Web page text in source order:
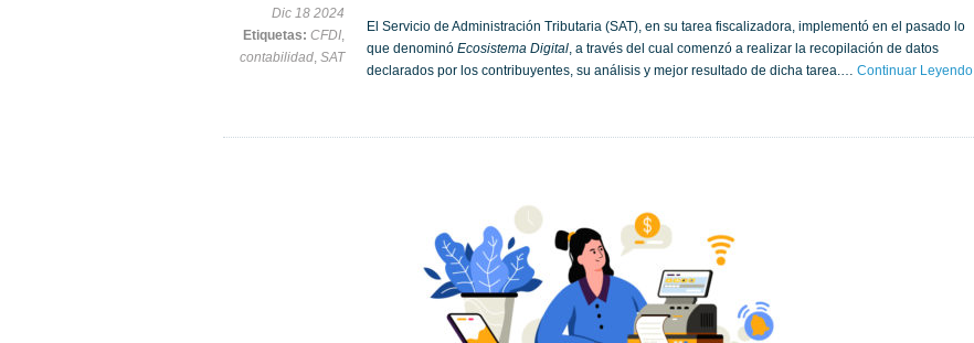
El Servicio de Administración Tributaria (SAT), en su tarea fiscalizadora, implementó en el pasado lo
que denominó Ecosistema Digital, a través del cual comenzó a realizar la recopilación de datos
declarados por los contribuyentes, su análisis y mejor resultado de dicha tarea.… Continuar Leyendo
Dic 18 2024
Etiquetas: CFDI,
contabilidad, SAT